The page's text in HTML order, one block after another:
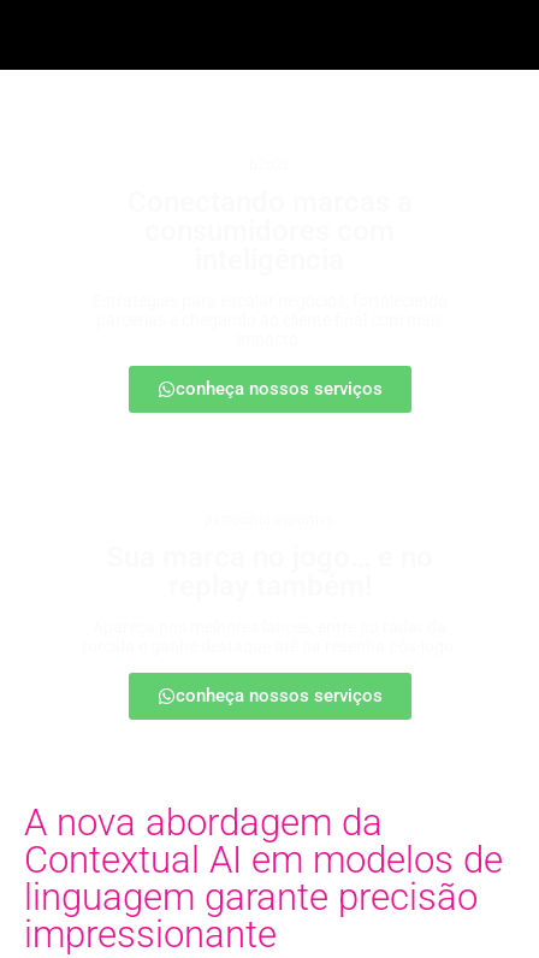
conheça nossos serviços
conheça nossos serviços
A nova abordagem da
Contextual AI em modelos de
linguagem garante precisão
impressionante